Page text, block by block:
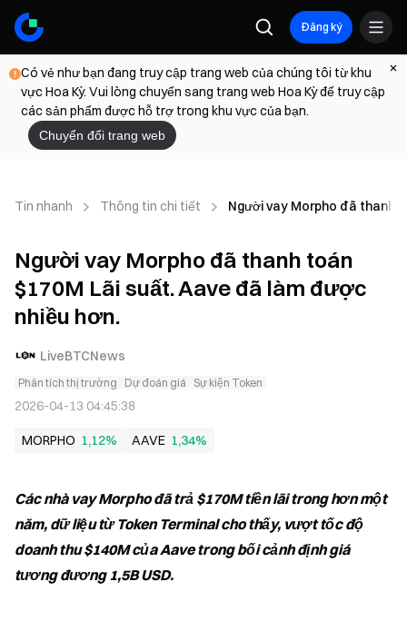
Đăng ký
Có vẻ như bạn đang truy cập trang web của chúng tôi từ khu
vực Hoa Kỳ. Vui lòng chuyển sang trang web Hoa Kỳ để truy cập
các sản phẩm được hỗ trợ trong khu vực của bạn.
Chuyển đổi trang web
Tin nhanh Thông tin chi tiết Người vay Morpho đã thanh
Người vay Morpho đã thanh toán
$170M Lãi suất. Aave đã làm được
nhiều hơn.
LiveBTCNews
Phân tích thị trường Dự đoán giá Sự kiện Token
2026-04-13 04:45:38
MORPHO 1,12% AAVE 1,34%
Các nhà vay Morpho đã trả $170M tiền lãi trong hơn một
năm, dữ liệu từ Token Terminal cho thấy, vượt tốc độ
doanh thu $140M của Aave trong bối cảnh định giá
tương đương 1,5B USD.